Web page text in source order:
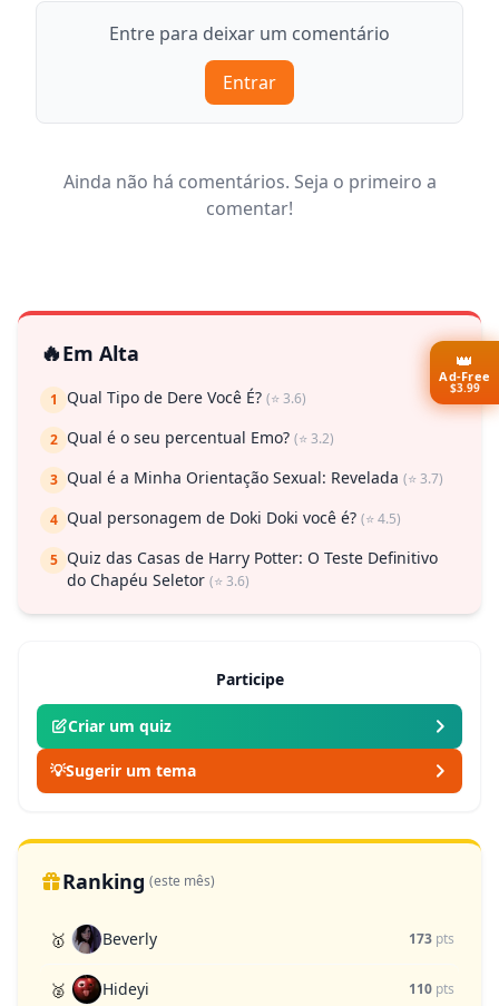
Entre para deixar um comentário
Entrar
Ainda não há comentários. Seja o primeiro a
comentar!
🔥Em Alta
1 Qual Tipo de Dere Você É? (⭐ 3.6)
2 Qual é o seu percentual Emo? (⭐ 3.2)
3 Qual é a Minha Orientação Sexual: Revelada (⭐ 3.7)
4 Qual personagem de Doki Doki você é? (⭐ 4.5)
5 Quiz das Casas de Harry Potter: O Teste Definitivo
do Chapéu Seletor (⭐ 3.6)
Participe
Criar um quiz
💡Sugerir um tema
Ranking (este mês)
🥇 Beverly 173 pts
🥈 Hideyi 110 pts
👑
Ad-Free
$3.99